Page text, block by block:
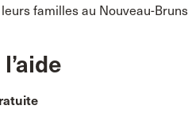
familles au Nouveau-